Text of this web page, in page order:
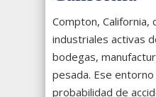
Compton, California,
industriales activas
bodegas,
pesada. Ese
probabilidad de